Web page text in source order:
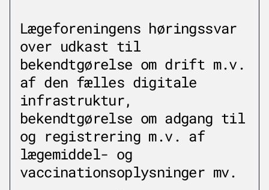
Lægeforeningens høringssvar
over udkast til
bekendtgørelse om drift m.v.
af den fælles digitale
infrastruktur,
bekendtgørelse om adgang til
og registrering m.v. af
lægemiddel- og
vaccinationsoplysninger mv.